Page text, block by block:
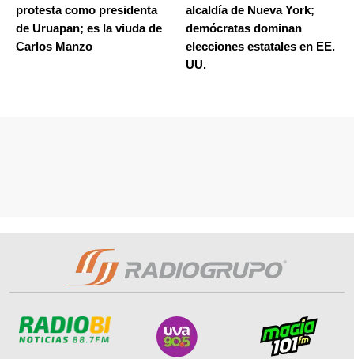
protesta como presidenta
de Uruapan; es la viuda de
Carlos Manzo
alcaldía de Nueva York;
demócratas dominan
elecciones estatales en EE.
UU.